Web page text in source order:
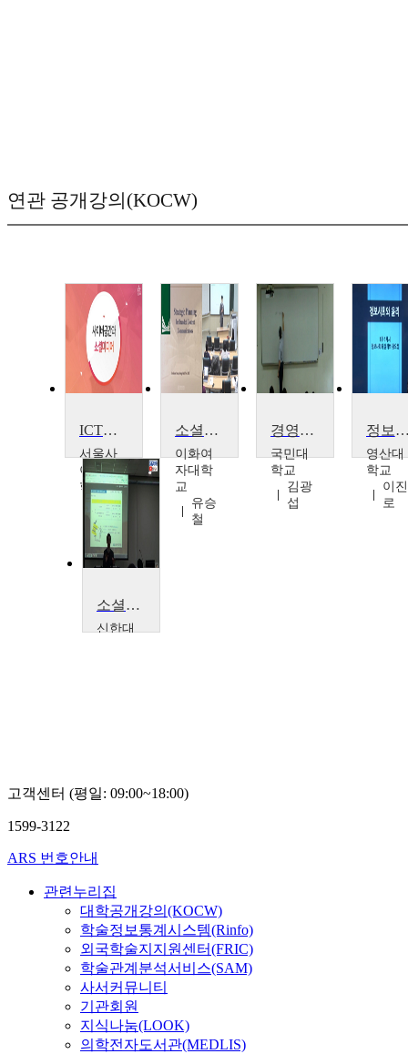
연관 공개강의(KOCW)
ICT를 이용한 소셜미디어 마스터
서울사
이버대
학교
이성
태,한
우
소셜미디어 콘텐츠 크리에이션 전략과 비즈니스
이화여
자대학
교
유승
철
경영정보학원론
국민대
학교
김광
섭
정보사회와
영산대
학교
이진
로
소셜미디어를 활용한 스마트 자기주도학습법 (고신대학교)
신한대
고객센터 (평일: 09:00~18:00)
1599-3122
ARS 번호안내
관련누리집
대학공개강의(KOCW)
학술정보통계시스템(Rinfo)
외국학술지지원센터(FRIC)
학술관계분석서비스(SAM)
사서커뮤니티
기관회원
지식나눔(LOOK)
의학전자도서관(MEDLIS)